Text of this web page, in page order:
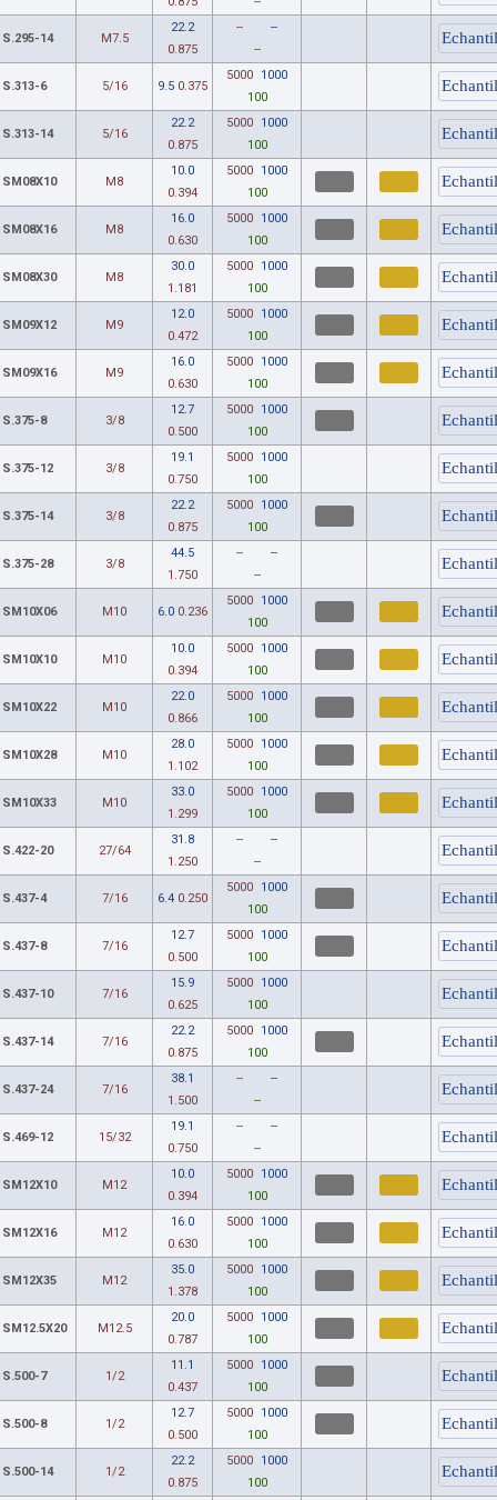
S.295-14 M7.5
22.2
0.875
--
--
--
S.313-6 5/16 9.5 0.375
5000
1000
100
S.313-14 5/16
22.2
0.875
5000
1000
100
SM08X10 M8
10.0
0.394
5000
1000
100
SM08X16 M8
16.0
0.630
5000
1000
100
SM08X30 M8
30.0
1.181
5000
1000
100
SM09X12 M9
12.0
0.472
5000
1000
100
SM09X16 M9
16.0
0.630
5000
1000
100
S.375-8 3/8
12.7
0.500
5000
1000
100
S.375-12 3/8
19.1
0.750
5000
1000
100
S.375-14 3/8
22.2
0.875
5000
1000
100
S.375-28 3/8
44.5
1.750
--
--
--
SM10X06 M10 6.0 0.236
5000
1000
100
SM10X10 M10
10.0
0.394
5000
1000
100
SM10X22 M10
22.0
0.866
5000
1000
100
SM10X28 M10
28.0
1.102
5000
1000
100
SM10X33 M10
33.0
1.299
5000
1000
100
S.422-20 27/64
31.8
1.250
--
--
--
S.437-4 7/16 6.4 0.250
5000
1000
100
S.437-8 7/16
12.7
0.500
5000
1000
100
S.437-10 7/16
15.9
0.625
5000
1000
100
S.437-14 7/16
22.2
0.875
5000
1000
100
S.437-24 7/16
38.1
1.500
--
--
--
S.469-12 15/32
19.1
0.750
--
--
--
SM12X10 M12
10.0
0.394
5000
1000
100
SM12X16 M12
16.0
0.630
5000
1000
100
SM12X35 M12
35.0
1.378
5000
1000
100
SM12.5X20 M12.5
20.0
0.787
5000
1000
100
S.500-7 1/2
11.1
0.437
5000
1000
100
S.500-8 1/2
12.7
0.500
5000
1000
100
S.500-14 1/2
22.2
0.875
5000
1000
100